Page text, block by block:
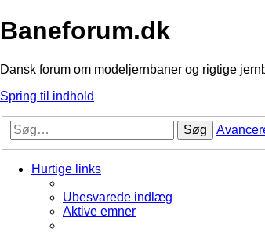
Baneforum.dk
Dansk forum om modeljernbaner og rigtige
Spring til indhold
Søg
Hurtige links
Ubesvarede indlæg
Aktive emner